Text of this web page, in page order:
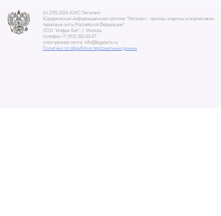
(c) 2015-2026 ЮИС Легалакт
Юридическая информационная система "Легалакт - законы, кодексы и нормативно-
правовые акты Российской Федерации"
ООО "Инфра-Бит", г. Москва.
телефон +7 (910) 050-65-67
электронная почта: info@legalacts.ru
Политика по обработке персональных данных